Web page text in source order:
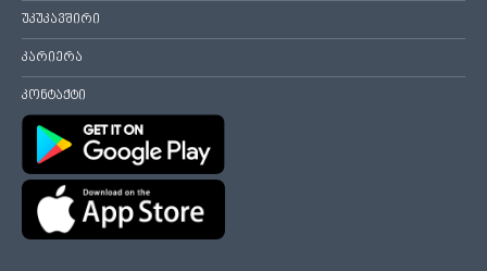
უკუკავშირი
კარიერა
კონტაქტი